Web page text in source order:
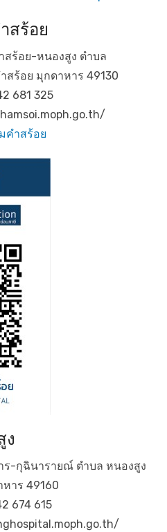
สร้อย
สร้อย-หนองสูง ตำบล
ร้อย มุกดาหาร 49130
681 325
คำสร้อย
ง
-กุฉินารายณ์ ตำบล หนองสูง
หาร 49160
674 615